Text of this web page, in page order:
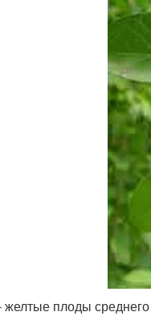
плоды среднего